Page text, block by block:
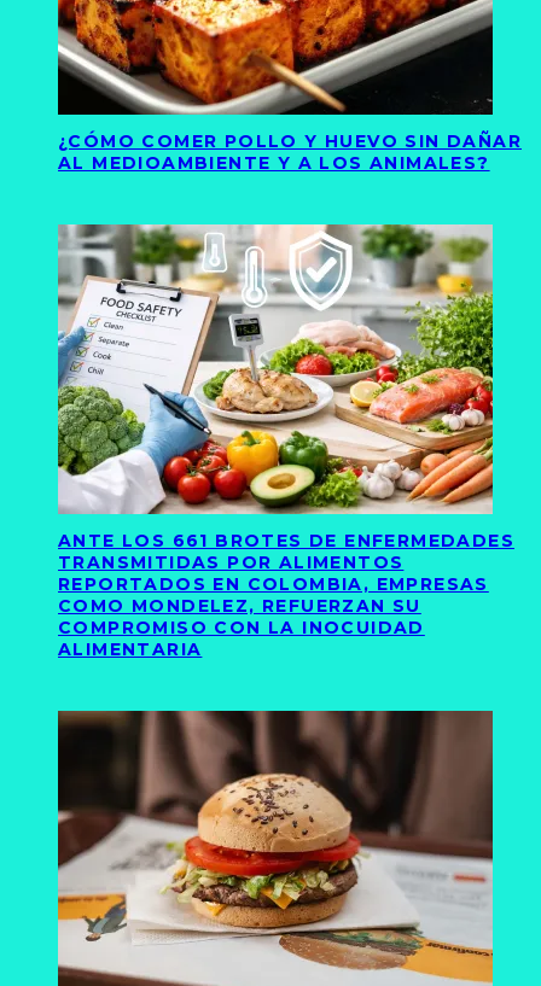
¿CÓMO COMER POLLO Y HUEVO SIN DAÑAR
AL MEDIOAMBIENTE Y A LOS ANIMALES?
ANTE LOS 661 BROTES DE ENFERMEDADES
TRANSMITIDAS POR ALIMENTOS
REPORTADOS EN COLOMBIA, EMPRESAS
COMO MONDELEZ, REFUERZAN SU
COMPROMISO CON LA INOCUIDAD
ALIMENTARIA